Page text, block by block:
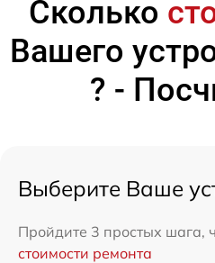
Сколько
Вашего
? -
Выберите Ваше
Пройдите 3 простых шага,
стоимости ремонта